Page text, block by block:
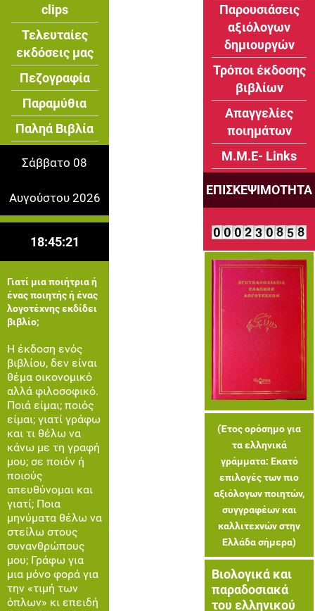
clips
Τελευταίες
εκδόσεις μας
Πεζογραφία
Παραμύθια
Παληά Βιβλία
Σάββατο 08
Αυγούστου 2026
18:45:22
Γιατί μια ποιήτρια ή
ένας ποιητής ή ένας
λογοτέχνης εκδίδει
βιβλίο;
Η έκδοση ενός
βιβλίου, δεν είναι
θέμα οικονομικό
αλλά φιλοσοφικό.
Ποιά είμαι; ποιός
είμαι; γιατί γράφω
και τι θέλω να
κάνω με τη γραφή
μου; σε ποιόν ή
ποιούς
απευθύνομαι και
γιατί; Ποια
μηνύματα θέλω να
στείλω στους
συνανθρώπους
μου; Γράφω για
μια μόνο φορά για
την «τιμή των
όπλων» κι επειδή
Παρουσιάσεις
αξιόλογων
δημιουργών
Τρόποι έκδοσης
βιβλίων
Απαγγελίες
ποιημάτων
Μ.Μ.Ε- Links
ΕΠΙΣΚΕΨΙΜΟΤΗΤΑ
(Έτος ορόσημο για
τα ελληνικά
γράμματα: Εκατό
επιλογές των πιο
αξιόλογων ποιητών,
συγγραφέων και
καλλιτεχνών στην
Ελλάδα σήμερα)
Βιολογικά και
παραδοσιακά
του ελληνικού